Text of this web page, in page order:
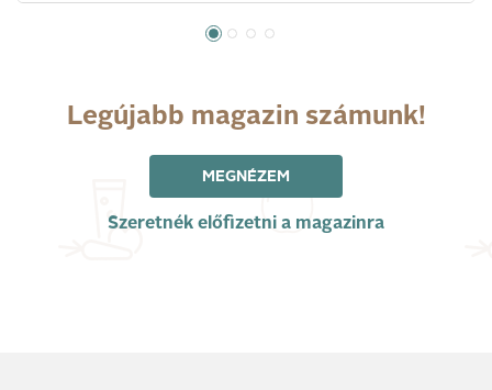
Legújabb magazin számunk!
MEGNÉZEM
Szeretnék előfizetni a magazinra